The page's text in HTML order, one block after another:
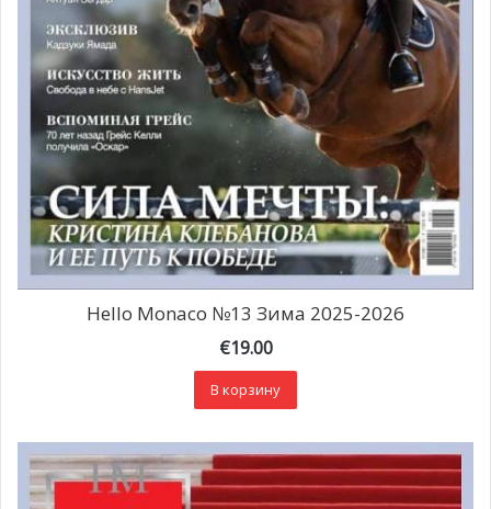
Hello Monaco №13 Зима 2025-2026
€19.00
В корзину